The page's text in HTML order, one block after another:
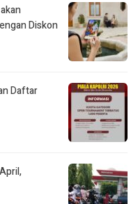
Diskon
Daftar